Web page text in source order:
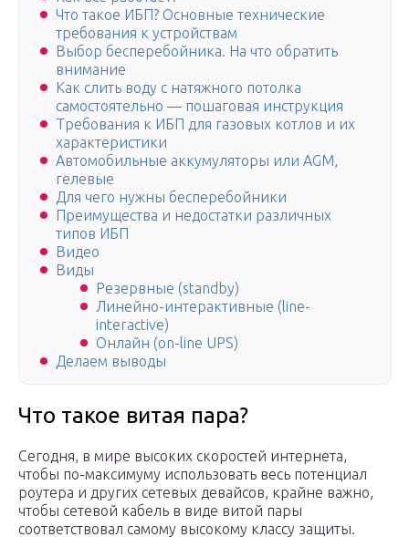
Что такое ИБП? Основные технические
требования к устройствам
Выбор бесперебойника. На что обратить
внимание
Как слить воду с натяжного потолка
самостоятельно — пошаговая инструкция
Требования к ИБП для газовых котлов и их
характеристики
Автомобильные аккумуляторы или AGM,
гелевые
Для чего нужны бесперебойники
Преимущества и недостатки различных
типов ИБП
Видео
Виды
Резервные (standby)
Линейно-интерактивные (line-
interactive)
Онлайн (on-line UPS)
Делаем выводы
Что такое витая пара?
Сегодня, в мире высоких скоростей интернета,
чтобы по-максимуму использовать весь потенциал
роутера и других сетевых девайсов, крайне важно,
чтобы сетевой кабель в виде витой пары
соответствовал самому высокому классу защиты.